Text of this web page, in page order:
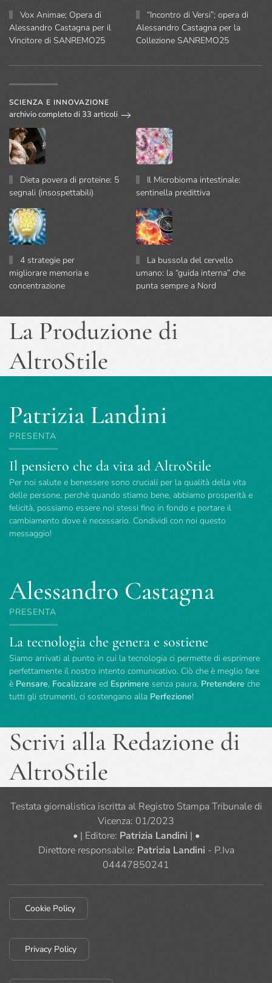
Vox Animae; Opera di
Alessandro Castagna per il
Vincitore di SANREMO25
“Incontro di Versi”; opera di
Alessandro Castagna per la
Collezione SANREMO25
SCIENZA E INNOVAZIONE
archivio completo di 33 articoli
Dieta povera di proteine: 5
segnali (insospettabili)
Il Microbioma intestinale:
sentinella predittiva
4 strategie per
migliorare memoria e
concentrazione
La bussola del cervello
umano: la “guida interna” che
punta sempre a Nord
La Produzione di
AltroStile
Patrizia Landini
PRESENTA
Il pensiero che da vita ad AltroStile
Per noi salute e benessere sono cruciali per la qualità della vita
delle persone, perchè quando stiamo bene, abbiamo prosperità e
felicità, possiamo essere noi stessi fino in fondo e portare il
cambiamento dove è necessario. Condividi con noi questo
messaggio!
Alessandro Castagna
PRESENTA
La tecnologia che genera e sostiene
Siamo arrivati al punto in cui la tecnologia ci permette di esprimere
perfettamente il nostro intento comunicativo. Ciò che è meglio fare
è Pensare, Focalizzare ed Esprimere senza paura. Pretendere che
tutti gli strumenti, ci sostengano alla Perfezione!
Scrivi alla Redazione di
AltroStile
Testata giornalistica iscritta al Registro Stampa Tribunale di
Vicenza: 01/2023
• | Editore: Patrizia Landini | •
Direttore responsabile: Patrizia Landini - P.Iva
04447850241
Cookie Policy
Privacy Policy